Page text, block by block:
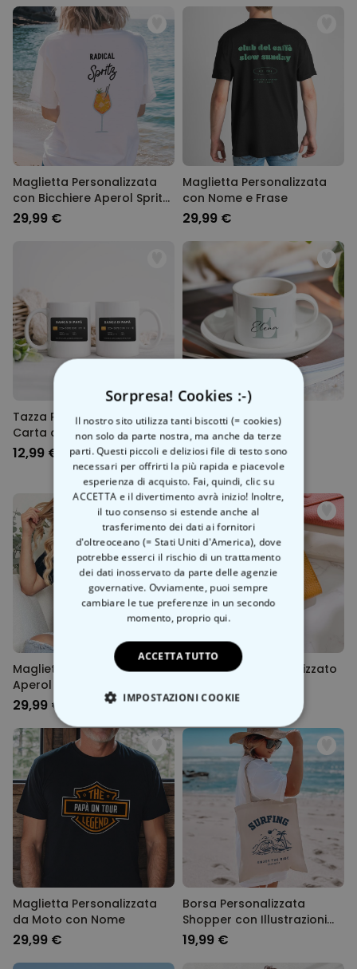
Maglietta Personalizzata
con Bicchiere Aperol Spritz
e Testo
29,99 €
Maglietta Personalizzata
con Nome e Frase
29,99 €
Tazza Personalizzata con
Carta di Credito e Testo
12,99 €
Tazzina da Caffè
Personalizzata con
Monogramma
17,99 €
Maglietta Personalizzata
Aperol Spritz Club
29,99 €
Portafoglio Personalizzato
9,99 €
Maglietta Personalizzata
da Moto con Nome
29,99 €
Borsa Personalizzata
Shopper con Illustrazioni
Vacanze
19,99 €
Sorpresa! Cookies :-)
Il nostro sito utilizza tanti biscotti (= cookies)
non solo da parte nostra, ma anche da terze
parti. Questi piccoli e deliziosi file di testo sono
necessari per offrirti la più rapida e piacevole
esperienza di acquisto. Fai, quindi, clic su
ACCETTA e il divertimento avrà inizio! Inoltre,
il tuo consenso si estende anche al
trasferimento dei dati ai fornitori
d'oltreoceano (= Stati Uniti d'America), dove
potrebbe esserci il rischio di un trattamento
dei dati inosservato da parte delle agenzie
governative. Ovviamente, puoi sempre
cambiare le tue preferenze in un secondo
momento, proprio qui.
ACCETTA TUTTO
IMPOSTAZIONI COOKIE
STRETTAMENTE NECESSARIO
PRESTAZIONI
MARKETING
NON CLASSIFICATO